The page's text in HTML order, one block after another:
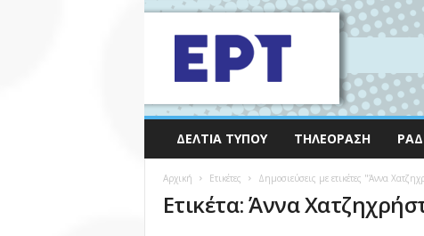
ΔΕΛΤΊΑ ΤΎΠΟΥ ΤΗΛΕΌΡΑΣΗ
Αρχική Ετικέτες Δημοσιεύσεις με ετικέτες "Άννα
Ετικέτα: Άννα